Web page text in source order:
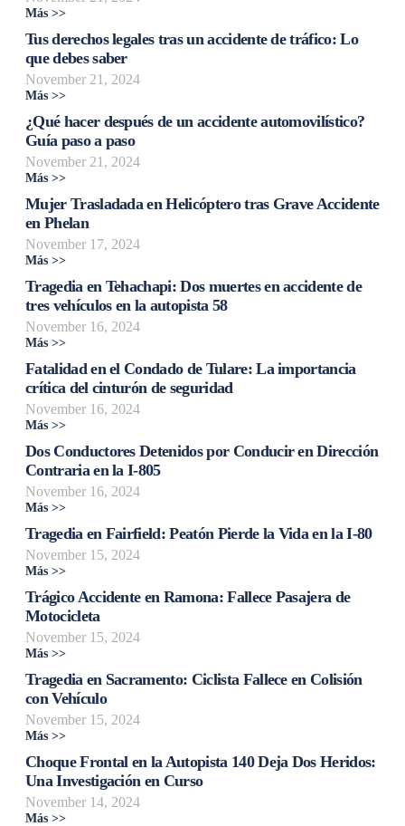
Más >>
Tus derechos legales tras un accidente de tráfico: Lo
que debes saber
November 21, 2024
Más >>
¿Qué hacer después de un accidente automovilístico?
Guía paso a paso
November 21, 2024
Más >>
Mujer Trasladada en Helicóptero tras Grave Accidente
en Phelan
November 17, 2024
Más >>
Tragedia en Tehachapi: Dos muertes en accidente de
tres vehículos en la autopista 58
November 16, 2024
Más >>
Fatalidad en el Condado de Tulare: La importancia
crítica del cinturón de seguridad
November 16, 2024
Más >>
Dos Conductores Detenidos por Conducir en Dirección
Contraria en la I-805
November 16, 2024
Más >>
Tragedia en Fairfield: Peatón Pierde la Vida en la I-80
November 15, 2024
Más >>
Trágico Accidente en Ramona: Fallece Pasajera de
Motocicleta
November 15, 2024
Más >>
Tragedia en Sacramento: Ciclista Fallece en Colisión
con Vehículo
November 15, 2024
Más >>
Choque Frontal en la Autopista 140 Deja Dos Heridos:
Una Investigación en Curso
November 14, 2024
Más >>